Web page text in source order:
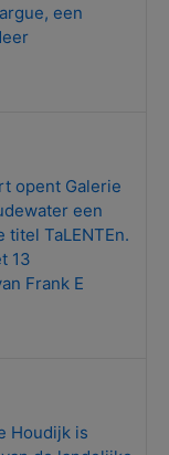
een
opent Galerie
een
TaLENTEn.
13
Frank E
Houdijk is